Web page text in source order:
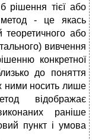
рішення тієї або
метод - це якась
теоретичного або
вивчення
конкретної
до поняття
ними носить лише
відображає
раніше
пункт і умова